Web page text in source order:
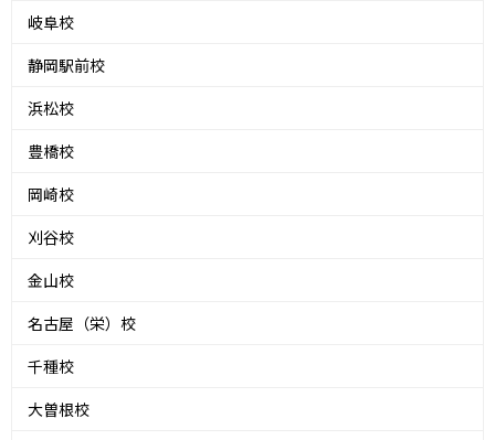
岐阜校
静岡駅前校
浜松校
豊橋校
岡崎校
刈谷校
金山校
名古屋（栄）校
千種校
大曽根校